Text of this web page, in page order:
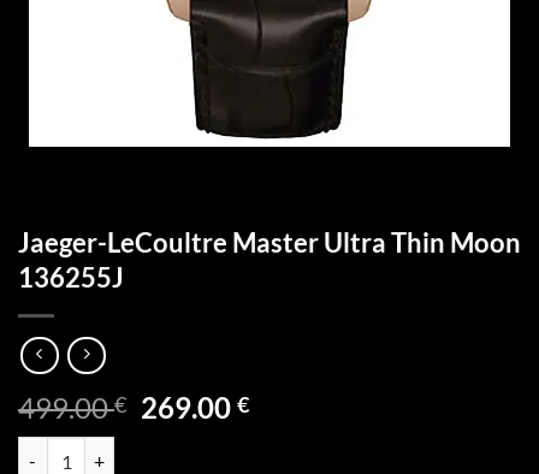
Jaeger-LeCoultre Master Ultra Thin Moon
136255J
499.00€ Ursprünglicher
269.00€Aktueller